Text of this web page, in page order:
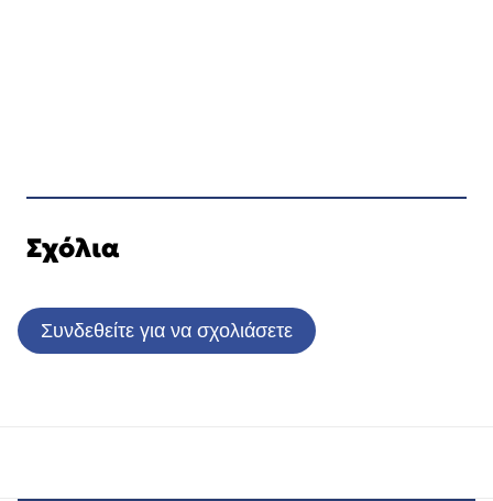
Σχόλια
Συνδεθείτε για να σχολιάσετε